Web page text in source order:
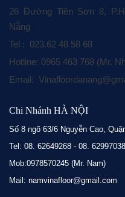
26 Đường Tiên Sơn 8,
Nẵng
Tel : 023.62 48 58 68
Hotline: 0965 463 768 (Mr.
Email:
Chi Nhánh HÀ NỘI
Số 8 ngõ 63/6 Nguyễn Cao,
Tel: 08. 62649268 - 08. 62997038
Mob:0978570245 (Mr. Nam)
Mail: namvinafloor@gmail.com